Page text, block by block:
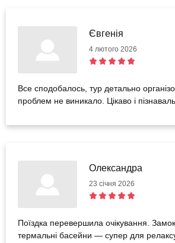
Євгенія
4 лютого 2026
Все сподобалось, тур детально
проблем не виникало. Цікаво і
Олександра
23 січня 2026
Поїздка перевершила очікування.
термальні басейни — супер для